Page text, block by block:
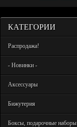
КАТЕГОРИИ
Распродажа!
- Новинки -
Аксессуары
Бижутерия
Боксы, подарочные наборы